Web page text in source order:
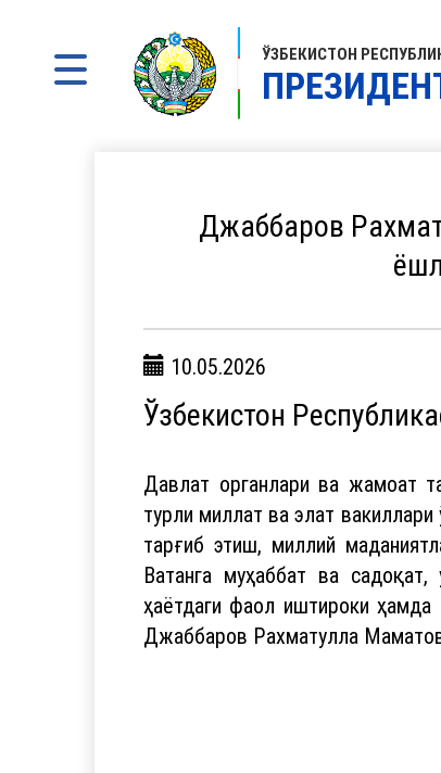
ЎЗБЕКИСТОН
Джаббаров
10.05.2026
Ўзбекистон
Давлат органлари ва жамоат
турли миллат ва элат
тарғиб этиш, миллий
Ватанга муҳаббат ва
ҳаётдаги фаол иштироки ҳамда
Джаббаров Рахматулла